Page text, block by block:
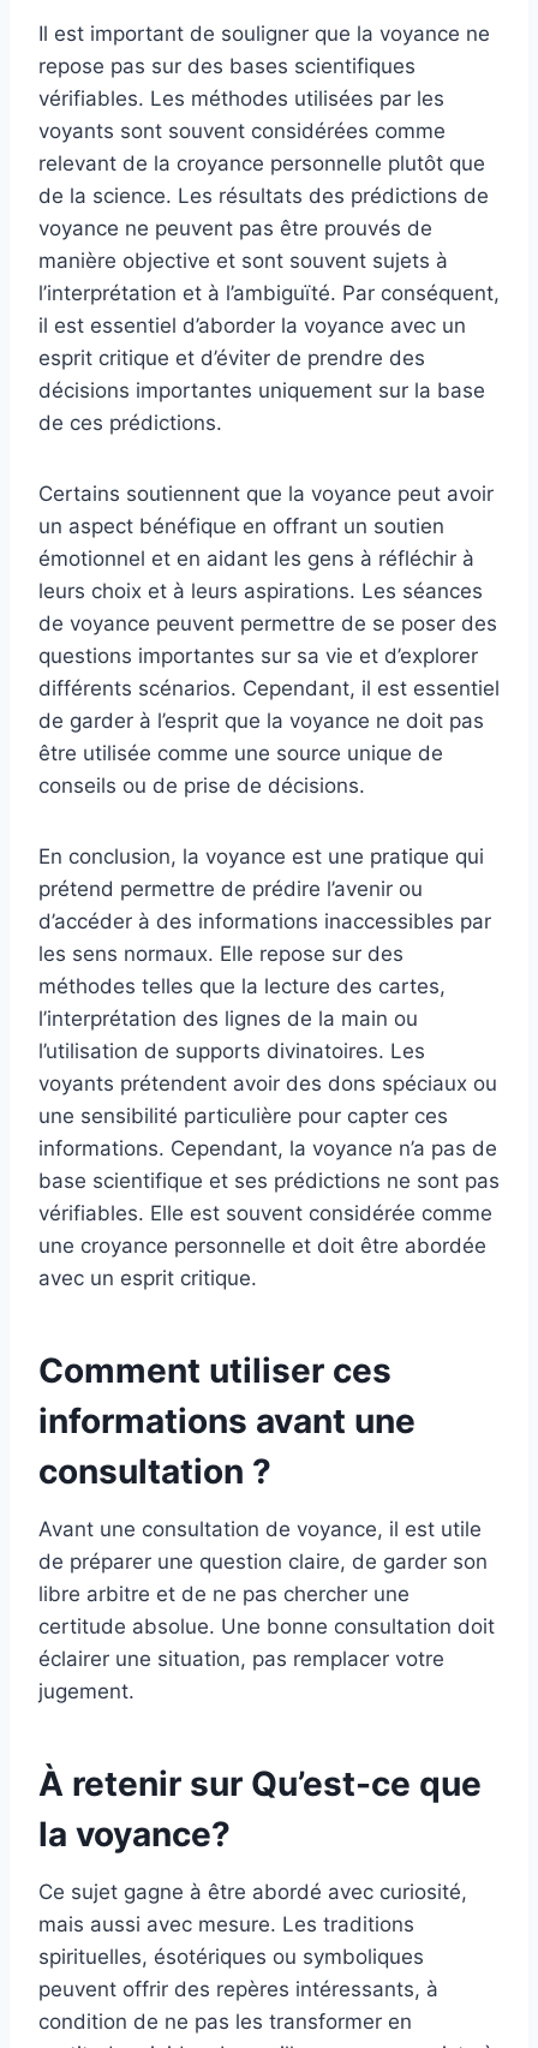
Il est important de souligner que la voyance ne
repose pas sur des bases scientifiques
vérifiables. Les méthodes utilisées par les
voyants sont souvent considérées comme
relevant de la croyance personnelle plutôt que
de la science. Les résultats des prédictions de
voyance ne peuvent pas être prouvés de
manière objective et sont souvent sujets à
l’interprétation et à l’ambiguïté. Par conséquent,
il est essentiel d’aborder la voyance avec un
esprit critique et d’éviter de prendre des
décisions importantes uniquement sur la base
de ces prédictions.
Certains soutiennent que la voyance peut avoir
un aspect bénéfique en offrant un soutien
émotionnel et en aidant les gens à réfléchir à
leurs choix et à leurs aspirations. Les séances
de voyance peuvent permettre de se poser des
questions importantes sur sa vie et d’explorer
différents scénarios. Cependant, il est essentiel
de garder à l’esprit que la voyance ne doit pas
être utilisée comme une source unique de
conseils ou de prise de décisions.
En conclusion, la voyance est une pratique qui
prétend permettre de prédire l’avenir ou
d’accéder à des informations inaccessibles par
les sens normaux. Elle repose sur des
méthodes telles que la lecture des cartes,
l’interprétation des lignes de la main ou
l’utilisation de supports divinatoires. Les
voyants prétendent avoir des dons spéciaux ou
une sensibilité particulière pour capter ces
informations. Cependant, la voyance n’a pas de
base scientifique et ses prédictions ne sont pas
vérifiables. Elle est souvent considérée comme
une croyance personnelle et doit être abordée
avec un esprit critique.
Comment utiliser ces
informations avant une
consultation ?
Avant une consultation de voyance, il est utile
de préparer une question claire, de garder son
libre arbitre et de ne pas chercher une
certitude absolue. Une bonne consultation doit
éclairer une situation, pas remplacer votre
jugement.
À retenir sur Qu’est-ce que
la voyance?
Ce sujet gagne à être abordé avec curiosité,
mais aussi avec mesure. Les traditions
spirituelles, ésotériques ou symboliques
peuvent offrir des repères intéressants, à
condition de ne pas les transformer en